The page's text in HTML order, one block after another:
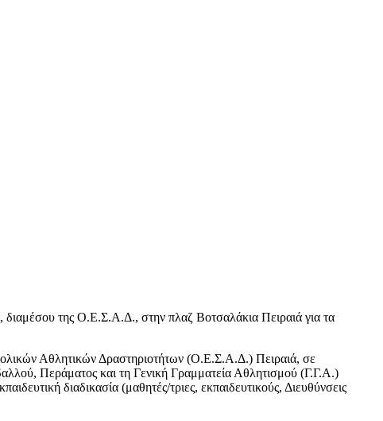
, διαμέσου της Ο.Ε.Σ.Α.Δ., στην πλαζ Βοτσαλάκια Πειραιά για τα
Αθλητικών Δραστηριοτήτων (Ο.Ε.Σ.Α.Δ.) Πειραιά, σε
Περάματος και τη Γενική Γραμματεία Αθλητισμού (Γ.Γ.Α.)
διαδικασία (μαθητές/τριες, εκπαιδευτικούς, Διευθύνσεις